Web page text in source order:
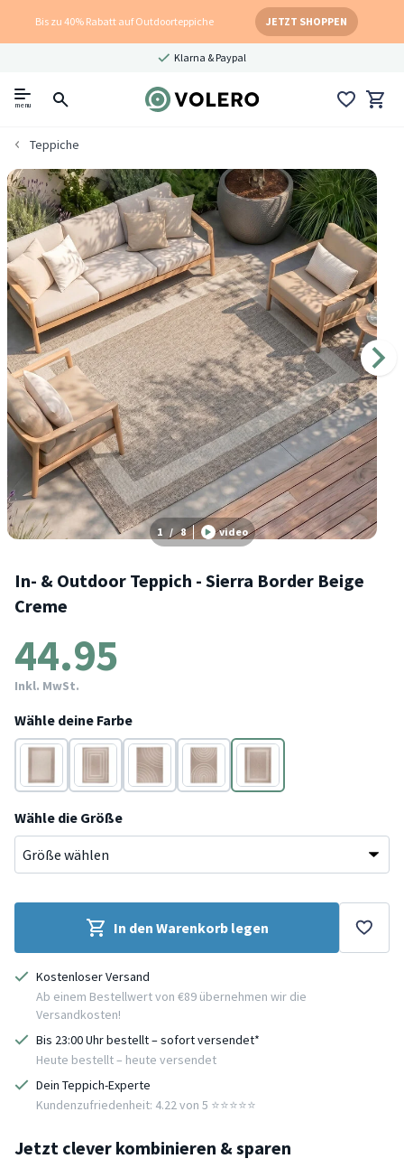
Bis zu 40% Rabatt auf Outdoorteppiche JETZT SHOPPEN
Klarna & Paypal
menu
Teppiche
1 / 8 video
In- & Outdoor Teppich - Sierra Border Beige
Creme
44.95
Inkl. MwSt.
Wähle deine Farbe
Beige Beige Beige Beige
Beige
Wähle die Größe
In den Warenkorb legen
Kostenloser Versand
Ab einem Bestellwert von €89 übernehmen wir die
Versandkosten!
Bis 23:00 Uhr bestellt – sofort versendet*
Heute bestellt – heute versendet
Dein Teppich-Experte
Kundenzufriedenheit: 4.22 von 5 ⭐️⭐️⭐️⭐️⭐️
Jetzt clever kombinieren & sparen